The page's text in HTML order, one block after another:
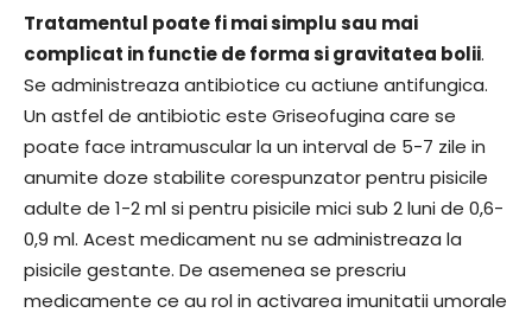
Tratamentul poate fi mai simplu sau mai
complicat in functie de forma si gravitatea bolii.
Se administreaza antibiotice cu actiune antifungica.
Un astfel de antibiotic este Griseofugina care se
poate face intramuscular la un interval de 5-7 zile in
anumite doze stabilite corespunzator pentru pisicile
adulte de 1-2 ml si pentru pisicile mici sub 2 luni de 0,6-
0,9 ml. Acest medicament nu se administreaza la
pisicile gestante. De asemenea se prescriu
medicamente ce au rol in activarea imunitatii umorale